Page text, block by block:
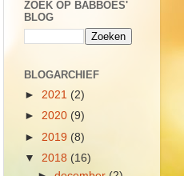
ZOEK OP BABBOES'
BLOG
BLOGARCHIEF
► 2021 (2)
► 2020 (9)
► 2019 (8)
▼ 2018 (16)